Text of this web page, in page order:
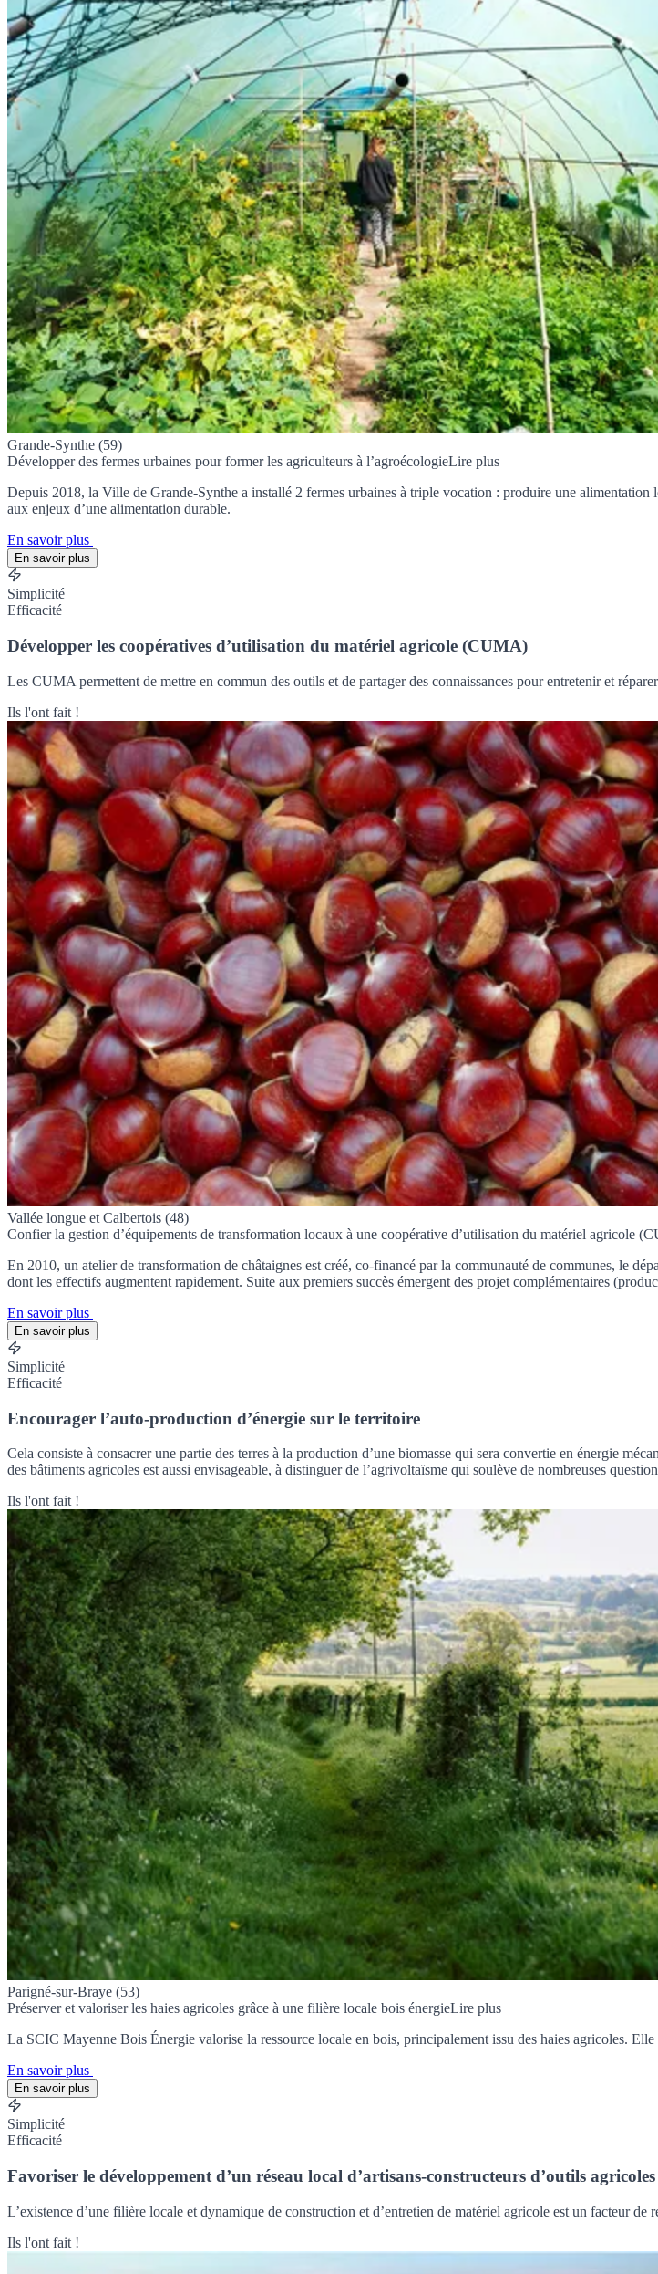
Grande-Synthe (59)
Développer des fermes urbaines pour former les agriculteurs à l’agroécologieLire plus
Depuis 2018, la Ville de Grande-Synthe a installé 2 fermes urbaines à triple vocation : produire une
aux enjeux d’une alimentation durable.
En savoir plus
En savoir plus
Simplicité
Efficacité
Développer les coopératives d’utilisation du matériel agricole (CUMA)
Les CUMA permettent de mettre en commun des outils et de partager des connaissances pour entretenir et
Ils l'ont fait !
Vallée longue et Calbertois (48)
Confier la gestion d’équipements de transformation locaux à une coopérative d’utilisation du matériel agricole
En 2010, un atelier de transformation de châtaignes est créé, co-financé par la communauté de communes, le
dont les effectifs augmentent rapidement. Suite aux premiers succès émergent des projet complémentaires
En savoir plus
En savoir plus
Simplicité
Efficacité
Encourager l’auto-production d’énergie sur le territoire
Cela consiste à consacrer une partie des terres à la production d’une biomasse qui sera convertie en énergie
des bâtiments agricoles est aussi envisageable, à distinguer de l’agrivoltaïsme qui soulève de nombreuses
Ils l'ont fait !
Parigné-sur-Braye (53)
Préserver et valoriser les haies agricoles grâce à une filière locale bois énergieLire plus
La SCIC Mayenne Bois Énergie valorise la ressource locale en bois, principalement issu des haies agricoles.
En savoir plus
En savoir plus
Simplicité
Efficacité
Favoriser le développement d’un réseau local d’artisans-constructeurs d’outils agricoles
L’existence d’une filière locale et dynamique de construction et d’entretien de matériel agricole est un facteur de
Ils l'ont fait !